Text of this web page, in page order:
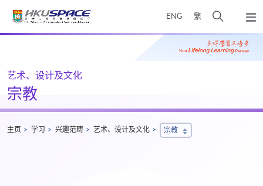
ENG 繁
开
搜
寻
弹
出
主
Main
艺术、设计及文化
宗教
主页 学习 兴趣范畴 艺术、设计及文化 宗教